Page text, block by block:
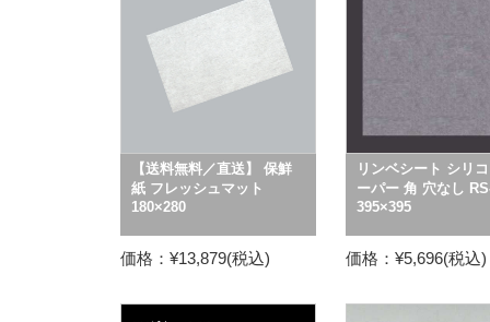
【送料無料／直送】 保鮮
紙 フレッシュマット
180×280
価格：¥13,879(税込)
リンベシート シリ
ーパー 角 穴なし
395×395
価格：¥5,696(税込)